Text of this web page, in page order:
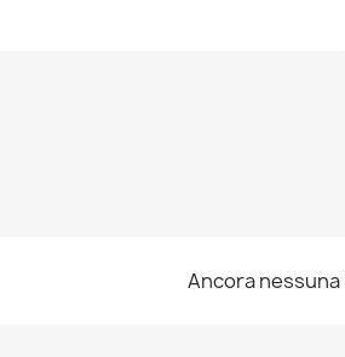
Ancora